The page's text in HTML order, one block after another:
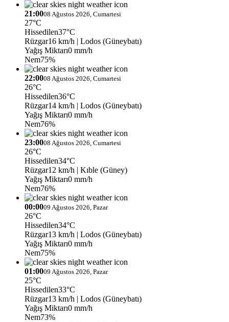
21:0008 Ağustos 2026, Cumartesi
27°C
Hissedilen37°C
Rüzgar16 km/h | Lodos (Güneybatı)
Yağış Miktarı0 mm/h
Nem75%
22:0008 Ağustos 2026, Cumartesi
26°C
Hissedilen36°C
Rüzgar14 km/h | Lodos (Güneybatı)
Yağış Miktarı0 mm/h
Nem76%
23:0008 Ağustos 2026, Cumartesi
26°C
Hissedilen34°C
Rüzgar12 km/h | Kıble (Güney)
Yağış Miktarı0 mm/h
Nem76%
00:0009 Ağustos 2026, Pazar
26°C
Hissedilen34°C
Rüzgar13 km/h | Lodos (Güneybatı)
Yağış Miktarı0 mm/h
Nem75%
01:0009 Ağustos 2026, Pazar
25°C
Hissedilen33°C
Rüzgar13 km/h | Lodos (Güneybatı)
Yağış Miktarı0 mm/h
Nem73%